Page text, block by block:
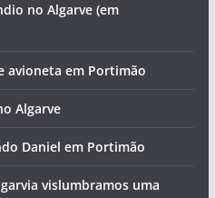
no Algarve (em
avioneta em Portimão
Algarve
Daniel em Portimão
vislumbramos uma